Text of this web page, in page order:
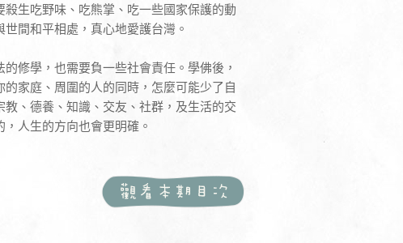
生吃野味、吃熊掌、吃一些國家保護的動
間和平相處，真心地愛護台灣。
修學，也需要負一些社會責任。學佛後，
家庭、周圍的人的同時，怎麼可能少了自
、德養、知識、交友、社群，及生活的交
人生的方向也會更明確。